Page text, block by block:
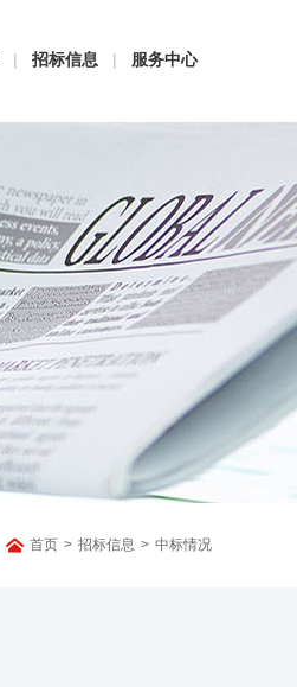
| 招标信息 | 服务中心
首页 > 招标信息 > 中标情况